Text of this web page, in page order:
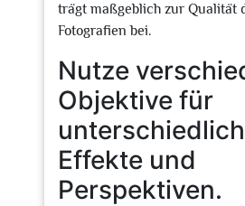
trägt maßgeblich zur Qualität
Fotografien bei.
Nutze
Objektive für
Effekte und
Perspektiven.